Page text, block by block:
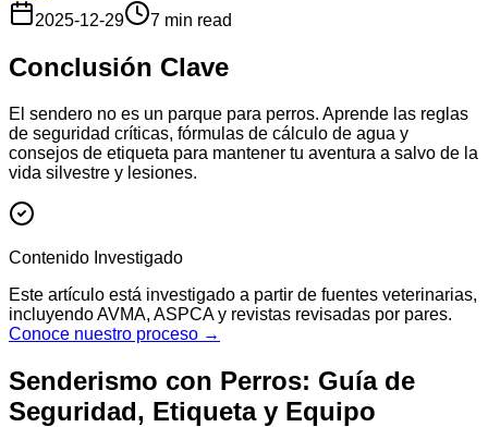
2025-12-29
7 min read
Conclusión Clave
El sendero no es un parque para perros. Aprende las reglas
de seguridad críticas, fórmulas de cálculo de agua y
consejos de etiqueta para mantener tu aventura a salvo de la
vida silvestre y lesiones.
Contenido Investigado
Este artículo está investigado a partir de fuentes veterinarias,
incluyendo AVMA, ASPCA y revistas revisadas por pares.
Conoce nuestro proceso →
Senderismo con Perros: Guía de
Seguridad, Etiqueta y Equipo